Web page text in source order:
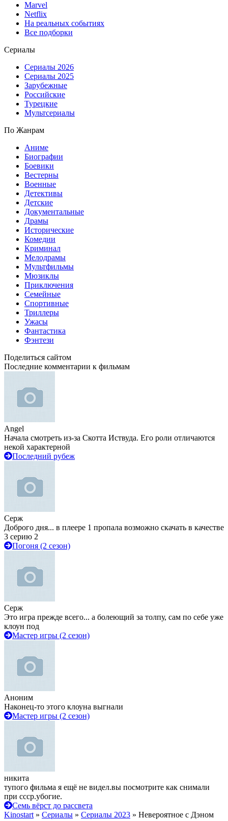
Marvel
Netflix
На реальных событиях
Все подборки
Сериалы
Сериалы 2026
Сериалы 2025
Зарубежные
Российские
Турецкие
Мультсериалы
По Жанрам
Аниме
Биографии
Боевики
Вестерны
Военные
Детективы
Детские
Документальные
Драмы
Исторические
Комедии
Криминал
Мелодрамы
Мультфильмы
Мюзиклы
Приключения
Семейные
Спортивные
Триллеры
Ужасы
Фантастика
Фэнтези
Поделиться сайтом
Последние комментарии к фильмам
Angel
Начала смотреть из-за Скотта Иствуда. Его роли отличаются
некой характерной
Последний рубеж
Серж
Доброго дня... в плеере 1 пропала возможно скачать в качестве
3 серию 2
Погоня (2 сезон)
Серж
Это игра прежде всего... а болеющий за толпу, сам по себе уже
клоун под
Мастер игры (2 сезон)
Аноним
Наконец-то этого клоуна выгнали
Мастер игры (2 сезон)
никита
тупого фильма я ещё не видел.вы посмотрите как снимали
при ссср.убогие.
Семь вёрст до рассвета
Kinostart » Сериалы » Сериалы 2023 » Невероятное с Дэном